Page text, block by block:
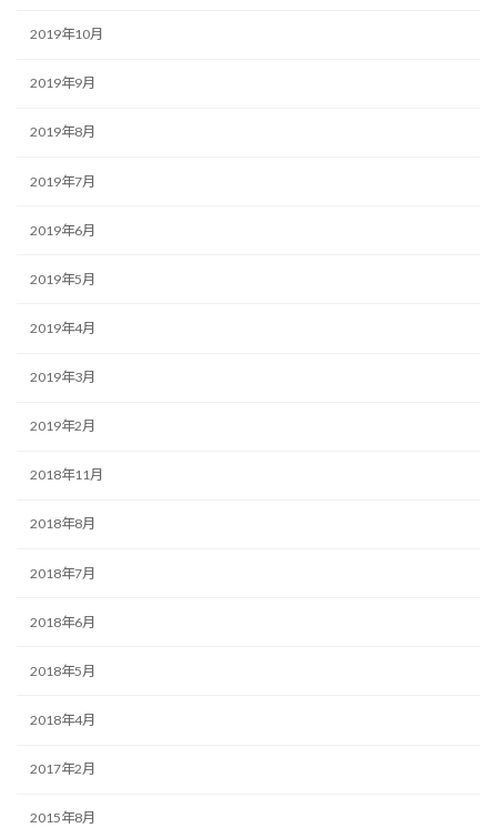
2019年10月
2019年9月
2019年8月
2019年7月
2019年6月
2019年5月
2019年4月
2019年3月
2019年2月
2018年11月
2018年8月
2018年7月
2018年6月
2018年5月
2018年4月
2017年2月
2015年8月